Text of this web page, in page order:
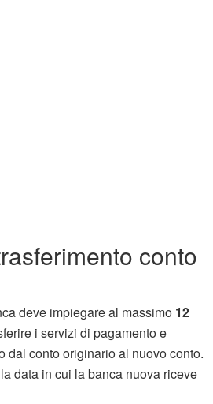
conto
deve impiegare al massimo 12
i servizi di pagamento e
dal conto originario al nuovo conto.
data in cui la banca nuova riceve